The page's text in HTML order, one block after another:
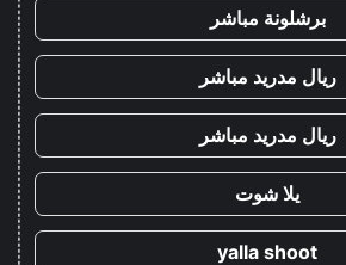
برشلونة مباشر
ريال مدريد مباشر
ريال مدريد مباشر
يلا شوت
yalla shoot